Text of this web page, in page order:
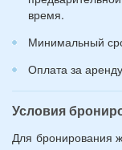
время.
Минимальный
Оплата за
Условия
Для бронирования